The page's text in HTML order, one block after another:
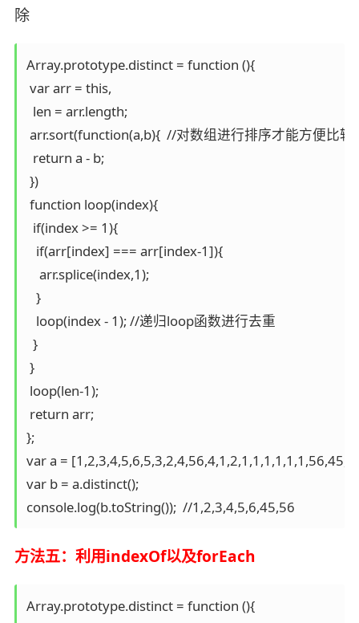
除
Array.prototype.distinct = function (){
var arr = this,
  len = arr.length;
arr.sort(function(a,b){  //对数组进行排序才能方便比较
  return a - b;
})
function loop(index){
  if(index >= 1){
   if(arr[index] === arr[index-1]){
    arr.splice(index,1);
   }
   loop(index - 1); //递归loop函数进行去重
  }
}
loop(len-1);
return arr;
};
var a =
var b = a.distinct();
console.log(b.toString());  //1,2,3,4,5,6,45,56
方法五：利用indexOf以及forEach
Array.prototype.distinct = function (){